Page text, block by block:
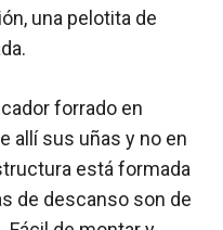
una pelotita de
forrado en
allí sus uñas y no en
está formada
de descanso son de